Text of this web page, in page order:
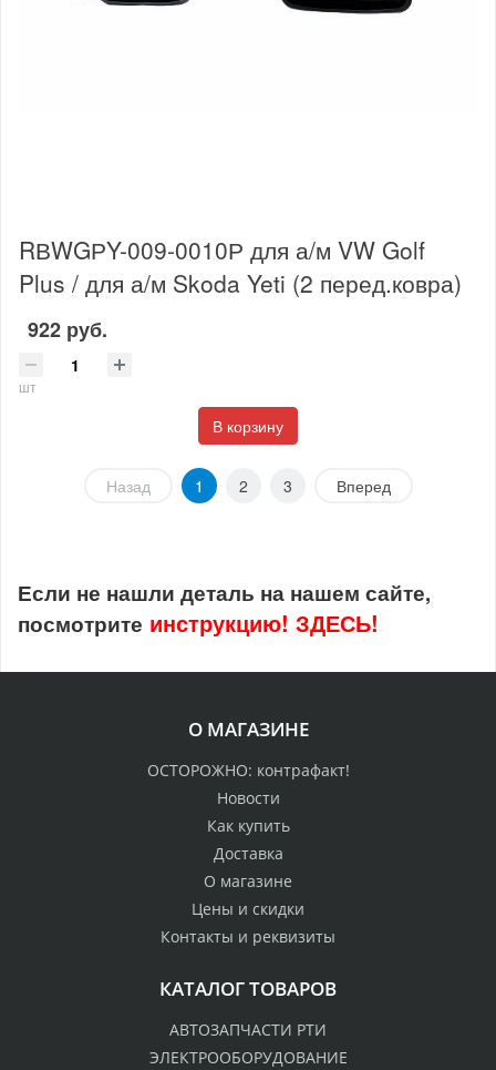
RВWGРY-009-0010Р для а/м VW Golf
Plus / для а/м Skoda Yeti (2 перед.ковра)
922 руб.
шт
В корзину
Назад 1 2 3 Вперед
Если не нашли деталь на нашем сайте,
посмотрите инструкцию! ЗДЕСЬ!
О МАГАЗИНЕ
ОСТОРОЖНО: контрафакт!
Новости
Как купить
Доставка
О магазине
Цены и скидки
Контакты и реквизиты
КАТАЛОГ ТОВАРОВ
АВТОЗАПЧАСТИ РТИ
ЭЛЕКТРООБОРУДОВАНИЕ